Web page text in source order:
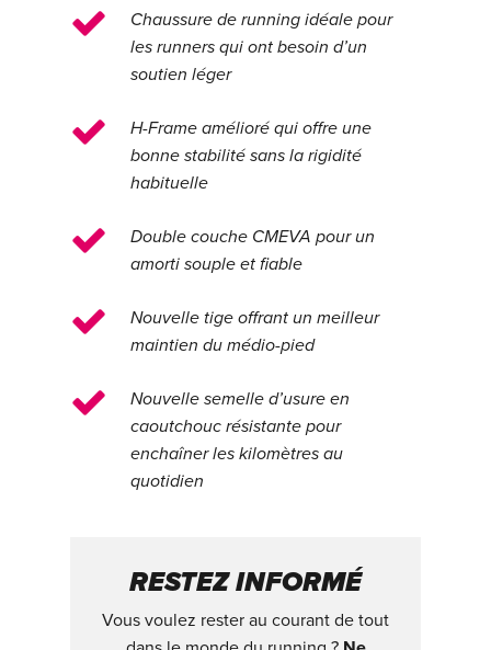
Chaussure de running idéale pour
les runners qui ont besoin d’un
soutien léger
H-Frame amélioré qui offre une
bonne stabilité sans la rigidité
habituelle
Double couche CMEVA pour un
amorti souple et fiable
Nouvelle tige offrant un meilleur
maintien du médio-pied
Nouvelle semelle d’usure en
caoutchouc résistante pour
enchaîner les kilomètres au
quotidien
RESTEZ INFORMÉ
Vous voulez rester au courant de tout